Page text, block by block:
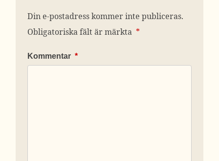
Din e-postadress kommer inte publiceras.
Obligatoriska fält är märkta *
Kommentar *